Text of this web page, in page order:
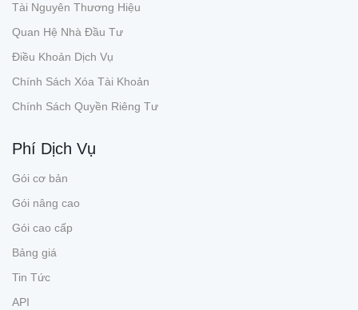
Tài Nguyên Thương Hiệu
Quan Hệ Nhà Đầu Tư
Điều Khoản Dịch Vụ
Chính Sách Xóa Tài Khoản
Chính Sách Quyền Riêng Tư
Phí Dịch Vụ
Gói cơ bản
Gói nâng cao
Gói cao cấp
Bảng giá
Tin Tức
API